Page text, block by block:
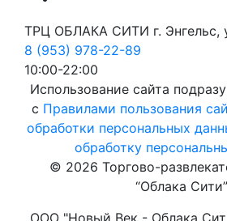
ТРЦ ОБЛАКА СИТИ г. Энгельс,
8 (953) 978-22-89
10:00-22:00
© 2026 Торгово-
“Облака Сити”
Использование сайта
с Правилами пользования
обработки персональных
обработку